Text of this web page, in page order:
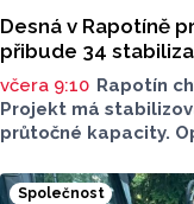
Desná v Rapotíně
přibude 34
včera 9:10 Rapotín
Projekt má
průtočné kapacity.
samostatných
Společnost